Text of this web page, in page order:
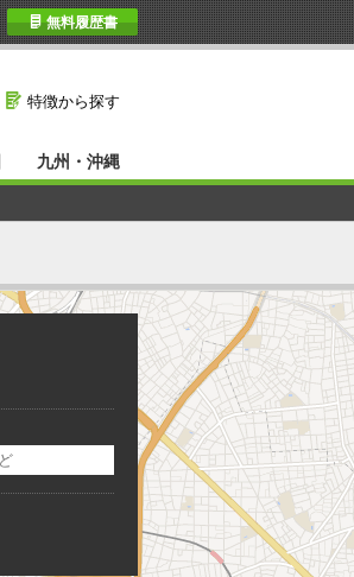
I 無料履歴書
G 特徴から探す
九州・沖縄